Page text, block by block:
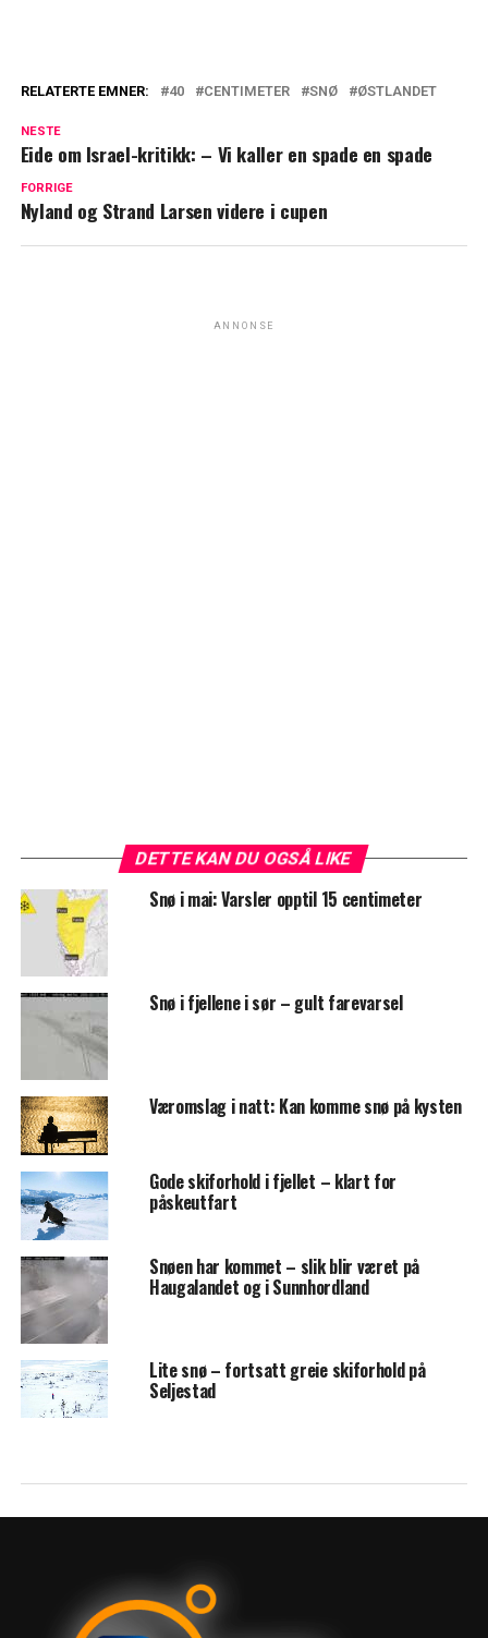
RELATERTE EMNER: 40 CENTIMETER SNØ ØSTLANDET
NESTE
Eide om Israel-kritikk: – Vi kaller en spade en spade
FORRIGE
Nyland og Strand Larsen videre i cupen
ANNONSE
DETTE KAN DU OGSÅ LIKE
Snø i mai: Varsler opptil 15 centimeter
Snø i fjellene i sør – gult farevarsel
Væromslag i natt: Kan komme snø på kysten
Gode skiforhold i fjellet – klart for
påskeutfart
Snøen har kommet – slik blir været på
Haugalandet og i Sunnhordland
Lite snø – fortsatt greie skiforhold på
Seljestad